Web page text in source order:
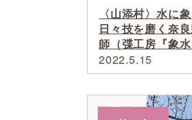
〈山添村〉水に
日々技を磨く奈
師（弽工房『象
博一さん）
2022.5.15